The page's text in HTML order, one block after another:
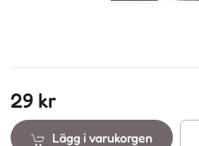
29 kr
Lägg i varukorgen